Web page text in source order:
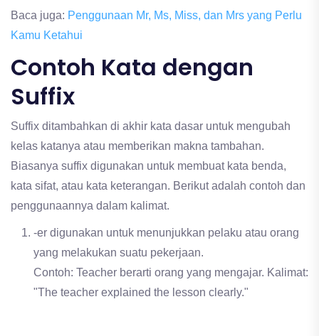
Baca juga: Penggunaan Mr, Ms, Miss, dan Mrs yang Perlu
Kamu Ketahui
Contoh Kata dengan
Suffix
Suffix ditambahkan di akhir kata dasar untuk mengubah
kelas katanya atau memberikan makna tambahan.
Biasanya suffix digunakan untuk membuat kata benda,
kata sifat, atau kata keterangan. Berikut adalah contoh dan
penggunaannya dalam kalimat.
-er digunakan untuk menunjukkan pelaku atau orang
yang melakukan suatu pekerjaan.
Contoh: Teacher berarti orang yang mengajar. Kalimat:
"The teacher explained the lesson clearly."